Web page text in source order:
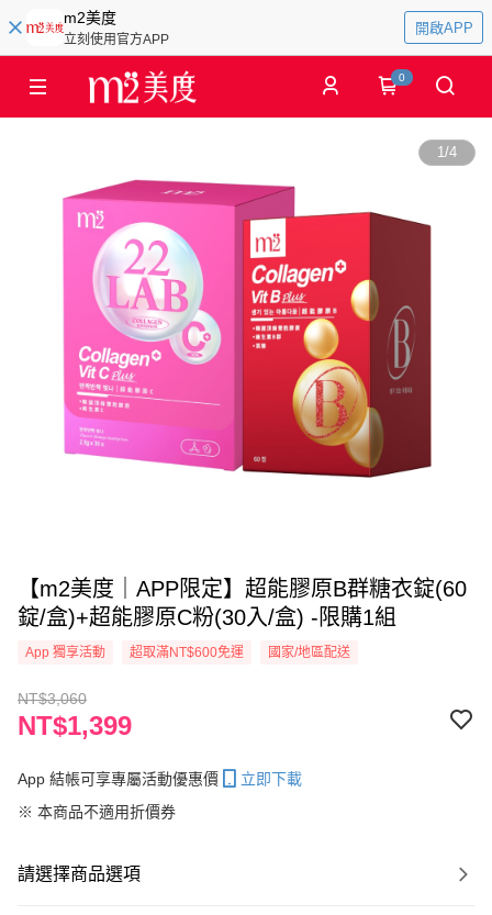
m2美度
立刻使用官方APP
開啟APP
0
1/4
【m2美度｜APP限定】超能膠原B群糖衣錠(60
錠/盒)+超能膠原C粉(30入/盒) -限購1組
App 獨享活動 超取滿NT$600免運 國家/地區配送
NT$3,060
NT$1,399
App 結帳可享專屬活動優惠價
立即下載
※ 本商品不適用折價券
請選擇商品選項